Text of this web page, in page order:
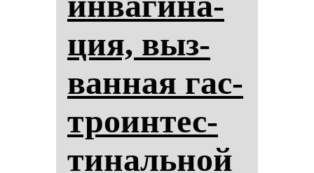
ция, выз­
ван­ная гас­
тро­ин­тес­
ти­наль­ной